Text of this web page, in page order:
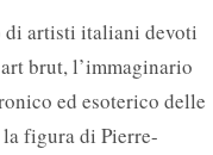
di artisti italiani devoti
brut, l’immaginario
ed esoterico delle
figura di Pierre-